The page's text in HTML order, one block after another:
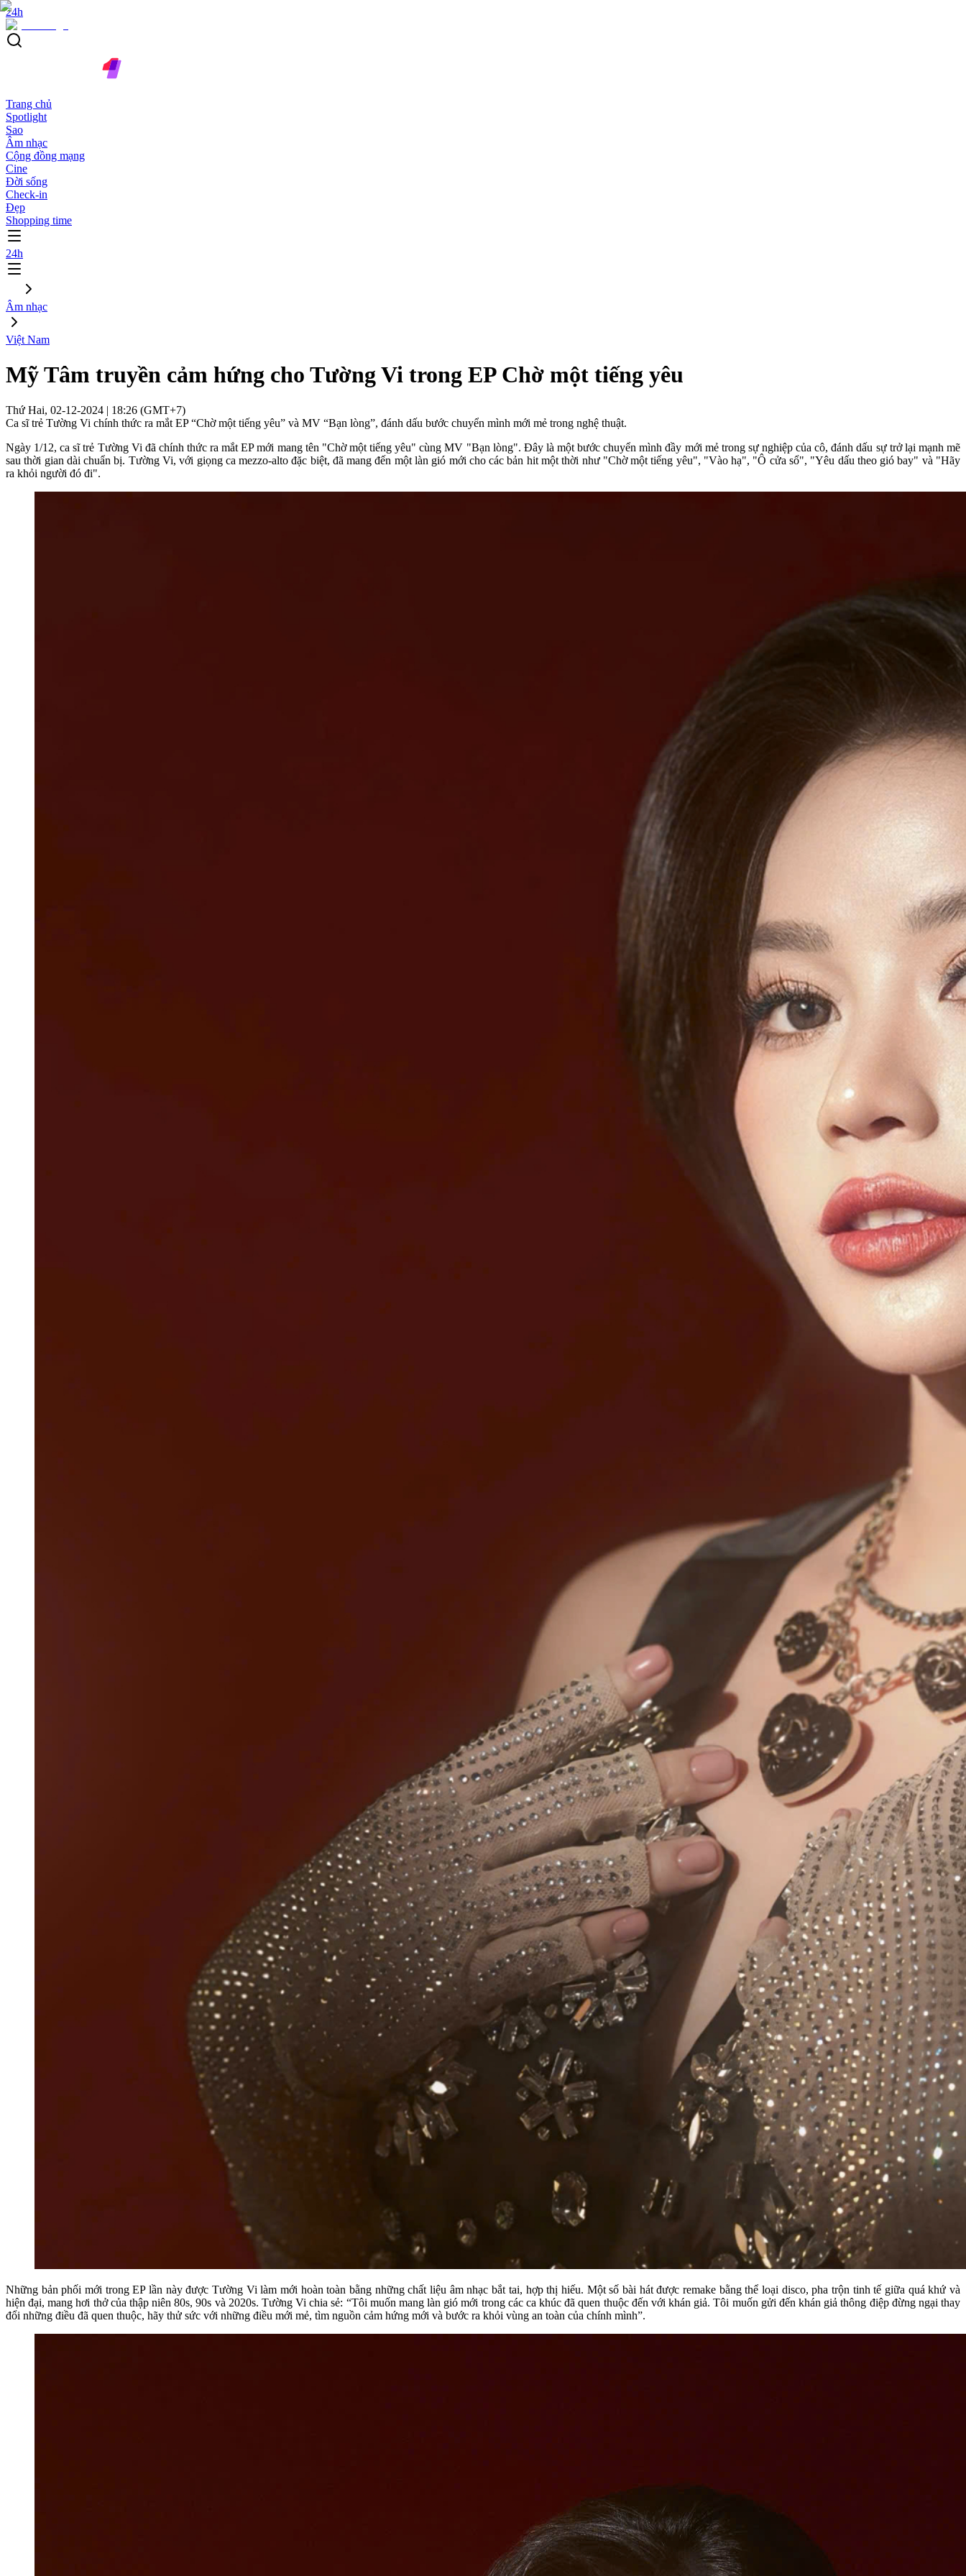
24h
Trang chủ
Spotlight
Sao
Âm nhạc
Cộng đồng mạng
Cine
Đời sống
Check-in
Đẹp
Shopping time
24h
Âm nhạc
Việt Nam
Mỹ Tâm truyền cảm hứng cho Tường Vi trong EP Chờ một tiếng yêu
Thứ Hai, 02-12-2024 | 18:26 (GMT+7)
Ca sĩ trẻ Tường Vi chính thức ra mắt EP “Chờ một tiếng yêu” và MV “Bạn lòng”, đánh dấu bước chuyển mình mới mẻ trong nghệ thuật.
Ngày 1/12, ca sĩ trẻ Tường Vi đã chính thức ra mắt EP mới mang tên "Chờ một tiếng yêu" cùng MV "Bạn lòng". Đây là một bước chuyển mình đầy mới mẻ trong sự nghiệp của cô, đánh dấu sự trở lại mạnh mẽ
sau thời gian dài chuẩn bị. Tường Vi, với giọng ca mezzo-alto đặc biệt, đã mang đến một làn gió mới cho các bản hit một thời như "Chờ một tiếng yêu", "Vào hạ", "Ô cửa sổ", "Yêu dấu theo gió bay" và "Hãy
ra khỏi người đó đi".
Những bản phối mới trong EP lần này được Tường Vi làm mới hoàn toàn bằng những chất liệu âm nhạc bắt tai, hợp thị hiếu. Một số bài hát được remake bằng thể loại disco, pha trộn tinh tế giữa quá khứ và
hiện đại, mang hơi thở của thập niên 80s, 90s và 2020s. Tường Vi chia sẻ: “Tôi muốn mang làn gió mới trong các ca khúc đã quen thuộc đến với khán giả. Tôi muốn gửi đến khán giả thông điệp đừng ngại thay
đổi những điều đã quen thuộc, hãy thử sức với những điều mới mẻ, tìm nguồn cảm hứng mới và bước ra khỏi vùng an toàn của chính mình”.